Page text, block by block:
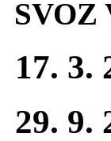
SVOZ
17. 3.
29. 9.